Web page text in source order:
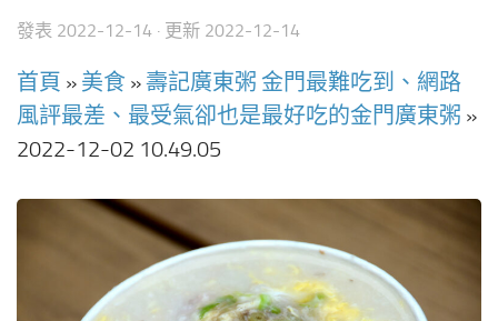
發表 2022-12-14 · 更新 2022-12-14
首頁 » 美食 »壽記廣東粥 金門最難吃到、網路
風評最差、最受氣卻也是最好吃的金門廣東粥 »
2022-12-02 10.49.05